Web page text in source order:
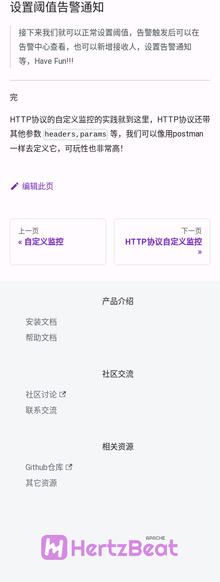
设置阈值告警通知
接下来我们就可以正常设置阈值，告警触发后可以在
告警中心查看，也可以新增接收人，设置告警通知
等，Have Fun!!!
完
HTTP协议的自定义监控的实践就到这里，HTTP协议还带
其他参数 headers,params 等，我们可以像用postman
一样去定义它，可玩性也非常高！
编辑此页
上一页
自定义监控
下一页
HTTP协议自定义监控
产品介绍
安装文档
帮助文档
社区交流
社区讨论
联系交流
相关资源
Github仓库
其它资源